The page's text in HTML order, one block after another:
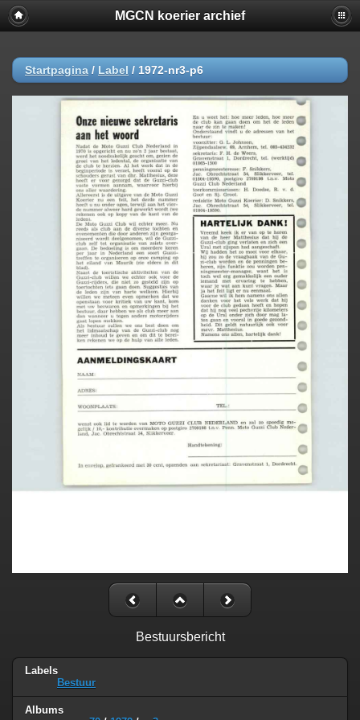
MGCN koerier archief
Startpagina / Label / 1972-nr3-p6
Bestuursbericht
Labels
Bestuur
Albums